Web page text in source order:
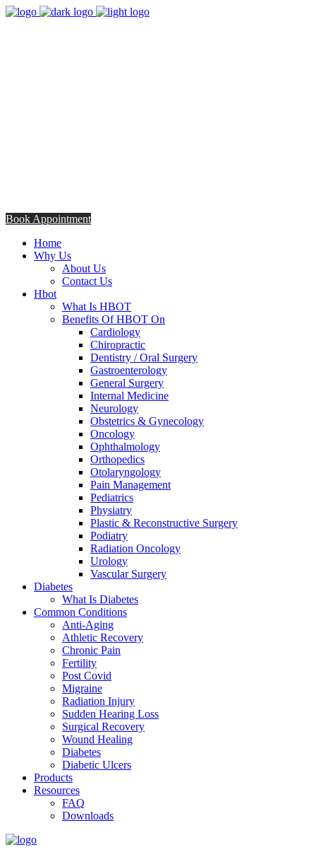
Book Appointment
Home
Why Us
About Us
Contact Us
Hbot
What Is HBOT
Benefits Of HBOT On
Cardiology
Chiropractic
Dentistry / Oral Surgery
Gastroenterology
General Surgery
Internal Medicine
Neurology
Obstetrics & Gynecology
Oncology
Ophthalmology
Orthopedics
Otolaryngology
Pain Management
Pediatrics
Physiatry
Plastic & Reconstructive Surgery
Podiatry
Radiation Oncology
Urology
Vascular Surgery
Diabetes
What Is Diabetes
Common Conditions
Anti-Aging
Athletic Recovery
Chronic Pain
Fertility
Post Covid
Migraine
Radiation Injury
Sudden Hearing Loss
Surgical Recovery
Wound Healing
Diabetes
Diabetic Ulcers
Products
Resources
FAQ
Downloads